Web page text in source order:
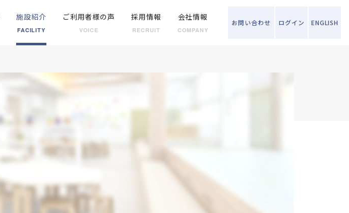
ログイン
お問い合わせ ENGLISH
施設紹介
FACILITY
ご利用者様の声
VOICE
採用情報
RECRUIT
会社情報
COMPANY